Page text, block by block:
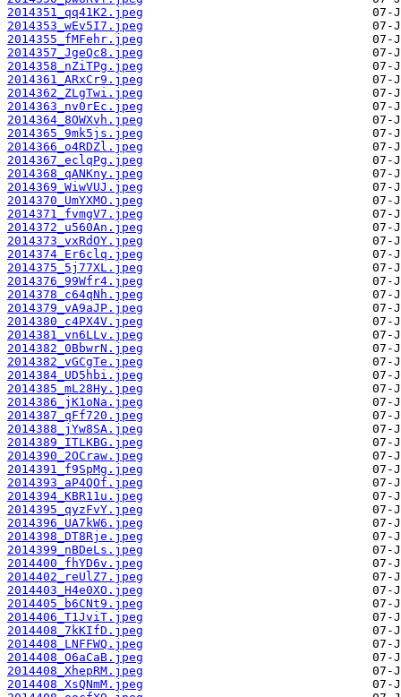
2014351_qq41K2.jpeg
2014353_wEv5I7.jpeg
2014355_fMFehr.jpeg
2014357_JgeQc8.jpeg
2014358_nZiTPg.jpeg
2014361_ARxCr9.jpeg
2014362_ZLgTwi.jpeg
2014363_nv0rEc.jpeg
2014364_8OWXvh.jpeg
2014365_9mk5js.jpeg
2014366_o4RDZl.jpeg
2014367_eclqPg.jpeg
2014368_qANKny.jpeg
2014369_WiwVUJ.jpeg
2014370_UmYXMO.jpeg
2014371_fvmgV7.jpeg
2014372_u560An.jpeg
2014373_vxRdOY.jpeg
2014374_Er6clq.jpeg
2014375_5j77XL.jpeg
2014376_99Wfr4.jpeg
2014378_c64qNh.jpeg
2014379_vA9aJP.jpeg
2014380_c4PX4V.jpeg
2014381_vn6LLv.jpeg
2014382_0BbwrN.jpeg
2014382_vGCgTe.jpeg
2014384_UD5hbi.jpeg
2014385_mL28Hy.jpeg
2014386_jK1oNa.jpeg
2014387_qFf720.jpeg
2014388_jYw8SA.jpeg
2014389_ITLKBG.jpeg
2014390_2OCraw.jpeg
2014391_f9SpMg.jpeg
2014393_aP4QOf.jpeg
2014394_KBR11u.jpeg
2014395_qyzFvY.jpeg
2014396_UA7kW6.jpeg
2014398_DT8Rje.jpeg
2014399_nBDeLs.jpeg
2014400_fhYD6v.jpeg
2014402_reUlZ7.jpeg
2014403_H4e0XO.jpeg
2014405_b6CNt9.jpeg
2014406_T1JviT.jpeg
2014408_7kKIfD.jpeg
2014408_LNFFWQ.jpeg
2014408_O6aCaB.jpeg
2014408_XhepRM.jpeg
2014408_XsQNmM.jpeg